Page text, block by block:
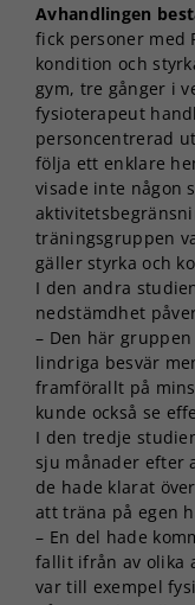
Avhandlingen
fick personer med
kondition och
gym, tre gånger i
fysioterapeut
personcentrerad
följa ett enklare
visade inte någon
träningsgruppen
gäller styrka och
I den andra
nedstämdhet
– Den här
lindriga besvär
framförallt på
kunde också se
I den tredje
sju månader efter
de hade klarat
att träna på egen
– En del hade
fallit ifrån av olika
var till exempel